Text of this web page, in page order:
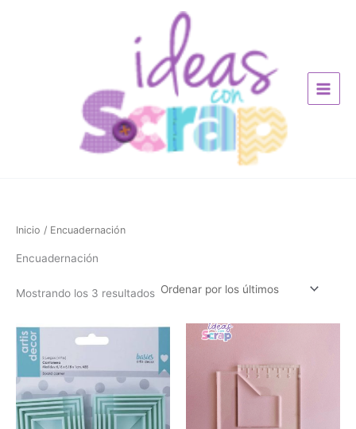
Inicio / Encuadernación
Encuadernación
Mostrando los 3 resultados
últimos